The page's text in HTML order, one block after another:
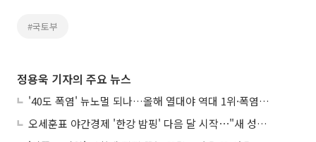
#국토부
정용욱 기자의 주요 뉴스
'40도 폭염' 뉴노멀 되나…올해 열대야 역대 1위·폭염일수 평년 3배 넘어
오세훈표 야간경제 '한강 밤핑' 다음 달 시작⋯"새 성장동력 만들 것"